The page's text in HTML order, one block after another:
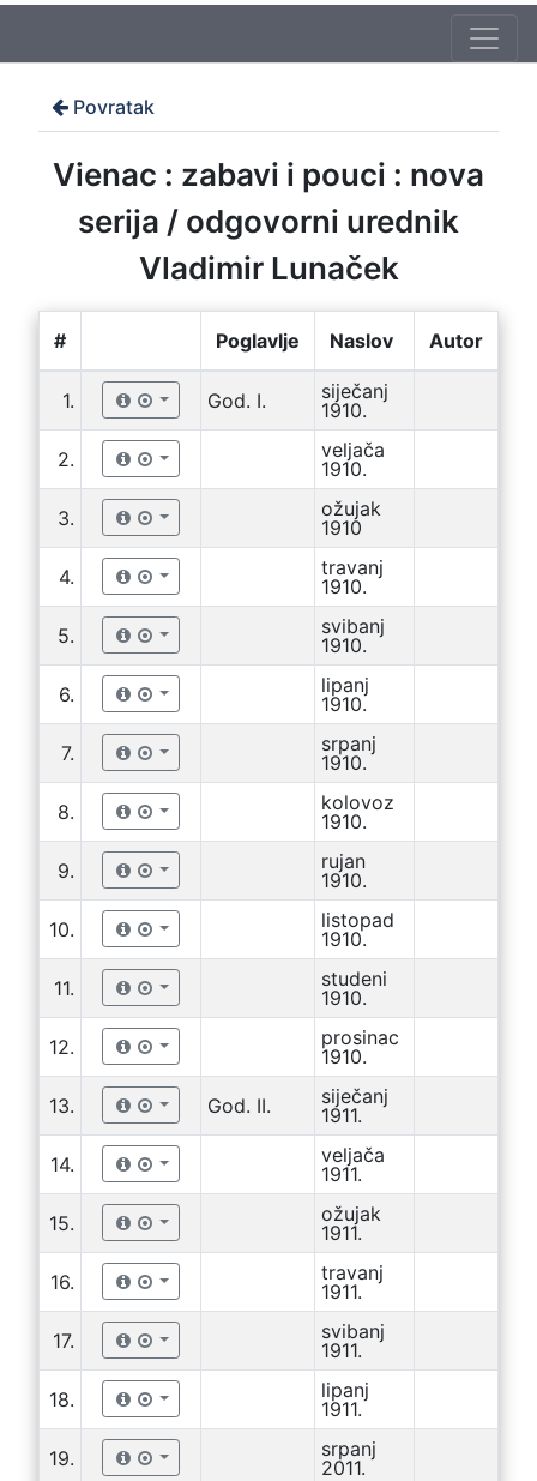
Povratak
Vienac : zabavi i pouci : nova
serija / odgovorni urednik
Vladimir Lunaček
# Poglavlje Naslov Autor
1. God. I.
siječanj
1910.
2.
veljača
1910.
3.
ožujak
1910
4.
travanj
1910.
5.
svibanj
1910.
6.
lipanj
1910.
7.
srpanj
1910.
8.
kolovoz
1910.
9.
rujan
1910.
10.
listopad
1910.
11.
studeni
1910.
12.
prosinac
1910.
13. God. II.
siječanj
1911.
14.
veljača
1911.
15.
ožujak
1911.
16.
travanj
1911.
17.
svibanj
1911.
18.
lipanj
1911.
19.
srpanj
2011.